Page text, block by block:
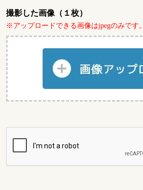
撮影した画像（１枚）
※アップロードできる画像はjpegのみです。